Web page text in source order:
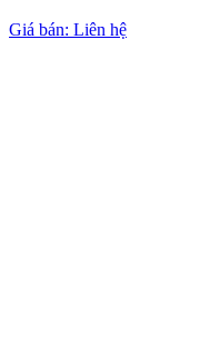
Giá bán: Liên hệ